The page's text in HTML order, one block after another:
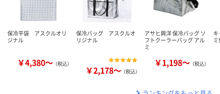
保冷平袋 アスクルオリ
ジナル
￥4,380～ （税込）
保冷バッグ アスクルオ
リジナル
￥2,178～ （税込）
アサヒ興洋 保冷バッグ ソ
フトクーラーバッグ アル
ミ
￥1,198～ （税込）